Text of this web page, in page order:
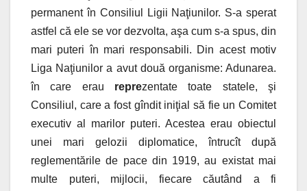
permanent în Consiliul Ligii Naţiunilor. S-a sperat
astfel că ele se vor dezvolta, aşa cum s-a spus, din
mari puteri în mari responsabili. Din acest motiv
Liga Naţiunilor a avut două organisme: Adunarea.
în care erau reprezentate toate statele, şi
Consiliul, care a fost gîndit iniţial să fie un Comitet
executiv al marilor puteri. Acestea erau obiectul
unei mari gelozii diplomatice, întrucît după
reglementările de pace din 1919, au existat mai
multe puteri, mijlocii, fiecare căutând a fi